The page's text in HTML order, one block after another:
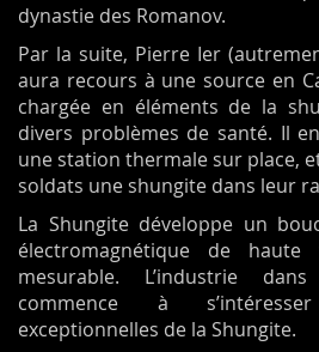
dynastie des Romanov.
Par la suite, Pierre Ier
aura recours à une source en
chargée en éléments de la
divers problèmes de santé. Il
une station thermale sur place,
soldats une shungite dans leur
La Shungite développe un
électromagnétique de haute
mesurable. L’industrie
commence à
exceptionnelles de la Shungite.